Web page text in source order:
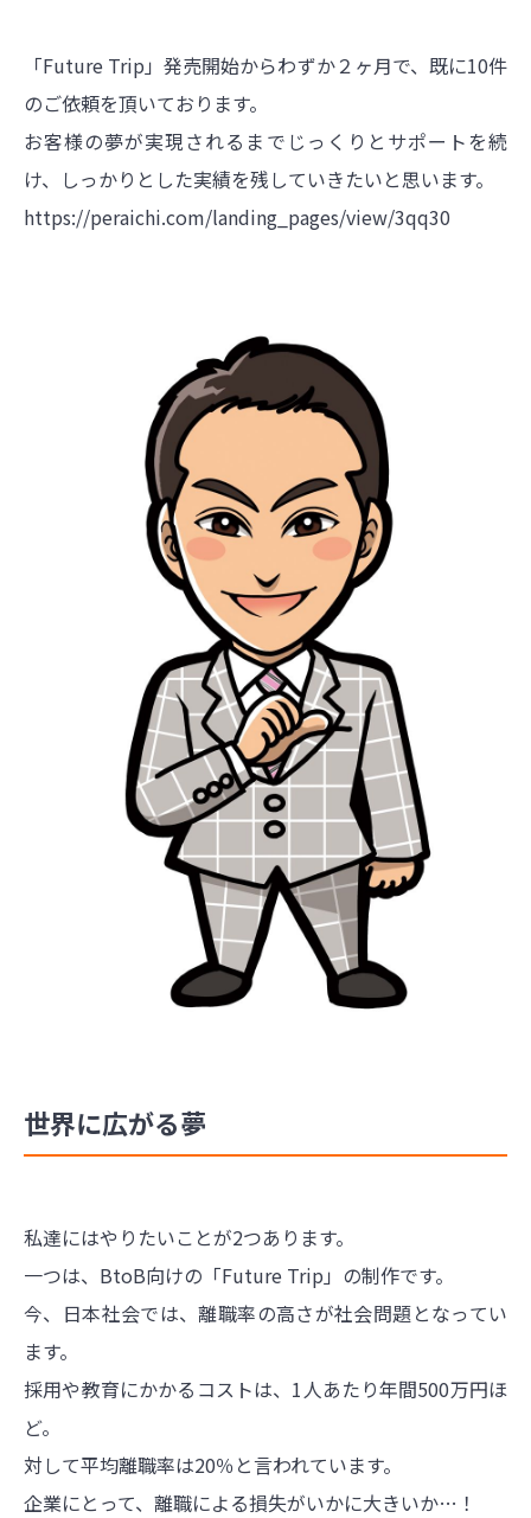
「Future Trip」発売開始からわずか２ヶ月で、既に10件
のご依頼を頂いております。
お客様の夢が実現されるまでじっくりとサポートを続
け、しっかりとした実績を残していきたいと思います。
https://peraichi.com/landing_pages/view/3qq30
世界に広がる夢
私達にはやりたいことが2つあります。
一つは、BtoB向けの「Future Trip」の制作です。
今、日本社会では、離職率の高さが社会問題となってい
ます。
採用や教育にかかるコストは、1人あたり年間500万円ほ
ど。
対して平均離職率は20％と言われています。
企業にとって、離職による損失がいかに大きいか…！